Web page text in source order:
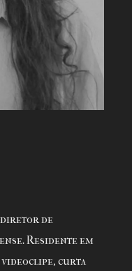
de
Residente em
curta